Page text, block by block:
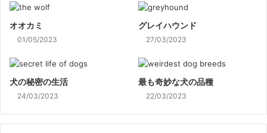
オオカミ
01/05/2023
グレイハウンド
27/03/2023
犬の秘密の生活
24/03/2023
最も奇妙な犬の品種
22/03/2023